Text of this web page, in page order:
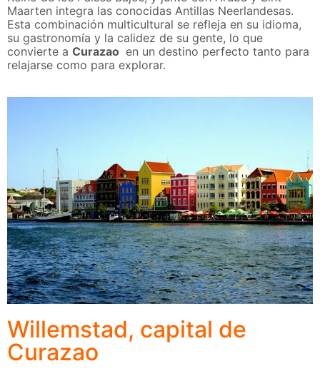
Maarten integra las conocidas Antillas Neerlandesas.
Esta combinación multicultural se refleja en su idioma,
su gastronomía y la calidez de su gente, lo que
convierte a Curazao en un destino perfecto tanto para
relajarse como para explorar.
Willemstad, capital de
Curazao